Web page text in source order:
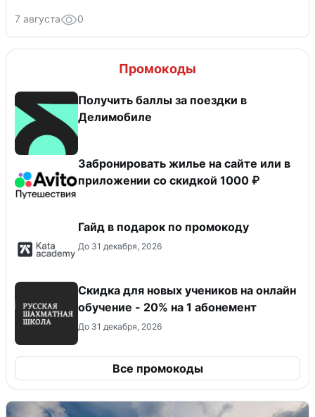
7 августа 0
Промокоды
Получить баллы за поездки в
Делимобиле
Забронировать жилье на сайте или в
приложении со скидкой 1000 ₽
Гайд в подарок по промокоду
До 31 декабря, 2026
Скидка для новых учеников на онлайн
обучение - 20% на 1 абонемент
До 31 декабря, 2026
Все промокоды